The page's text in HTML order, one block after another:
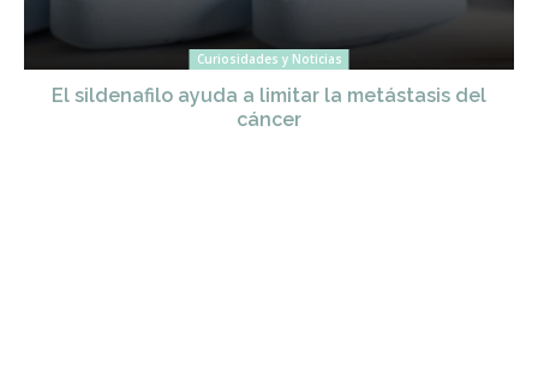
Curiosidades y Noticias
El sildenafilo ayuda a limitar la metástasis del
cáncer